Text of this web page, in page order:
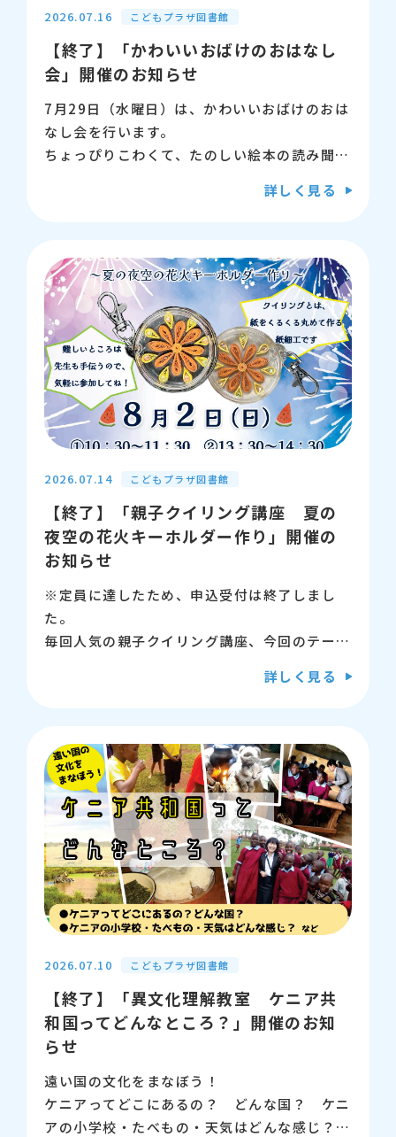
【対象】小学生
【募集】15名（先着）
【申込】※定員に達したため、申込受付は終了
しました。
2026.07.16 こどもプラザ図書館
【終了】「かわいいおばけのおはなし
会」開催のお知らせ
7月29日（水曜日）は、かわいいおばけのおは
なし会を行います。
ちょっぴりこわくて、たのしい絵本の読み聞か
こわいおはなしやおばけが苦手なおともだちも
おみやげもあるので、おたのしみに～♪
【日時】7月29日（水曜日）15時～15時30分
【場所】こどもプラザ図書館 2階 おはなしの
へや
【対象】幼児・小学生
※申込は必要ないので、時間になったらおはな
しのへやに来てください。
【問い合わせ先】江東区立こどもプラザ図書
館 03-5600-3885
詳しく見る
2026.07.14 こどもプラザ図書館
【終了】「親子クイリング講座 夏の
夜空の花火キーホルダー作り」開催の
お知らせ
※定員に達したため、申込受付は終了しまし
た。
毎回人気の親子クイリング講座、今回のテーマ
今年の夏の思い出に、親子でぜひご参加くださ
工です。
むずかしいところは先生も手伝うので、気軽に
参加してね！
【日時】8月2日（日曜日）
1回目：10時半から11時半
2回目：13時半から14時半
※各回で内容は同じです。どちらかの回を選ん
でお申込みください。
【会場】江東区こどもプラザ 4階 会議室
1・2
【対象】5歳以上のお子さんと保護者（4年生
以下のお子さんは、1人につき保護者が1人付
き添ってください）
詳しく見る
2026.07.10 こどもプラザ図書館
【終了】「異文化理解教室 ケニア共
和国ってどんなところ？」開催のお知
らせ
遠い国の文化をまなぼう！
ケニアってどこにあるの？ どんな国？ ケニ
アの小学校・たべもの・天気はどんな感じ？な